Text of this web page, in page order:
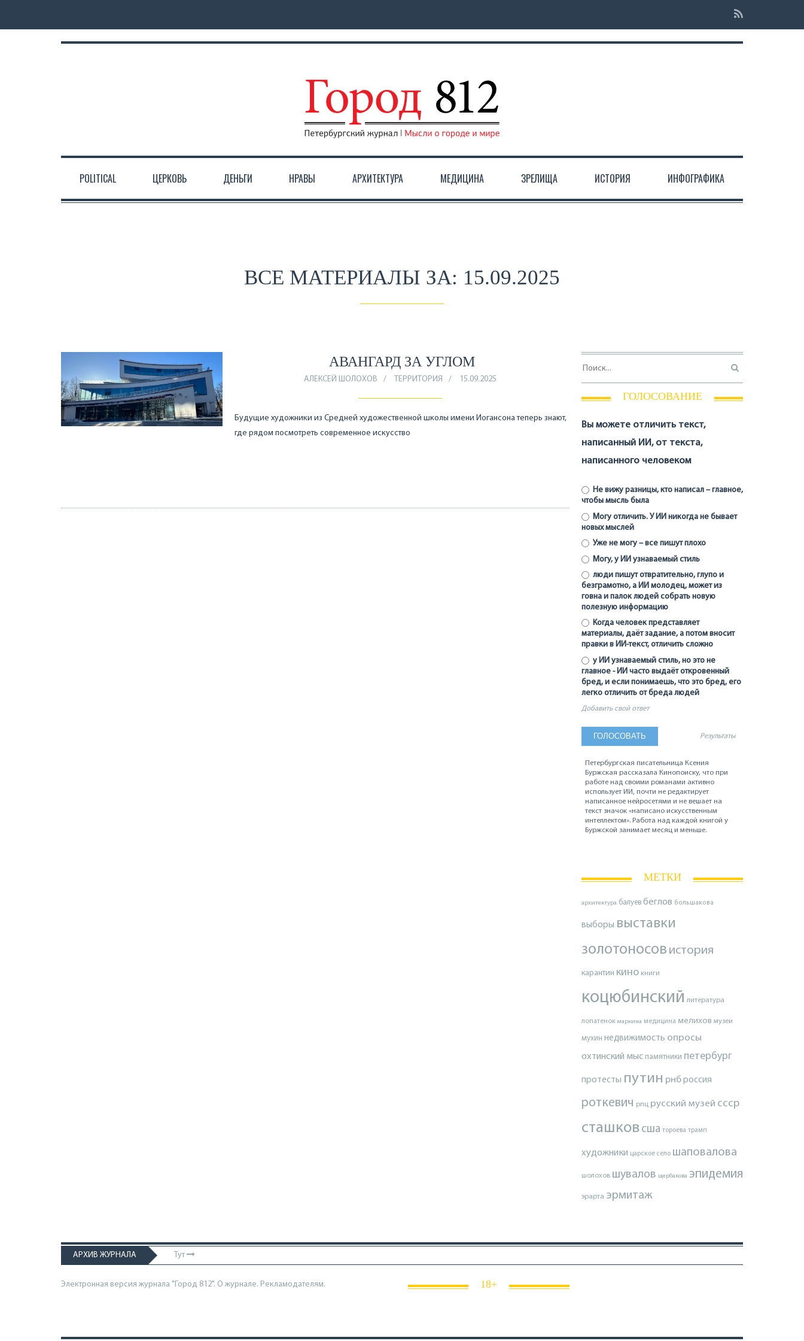
POLITICAL ЦЕРКОВЬ ДЕНЬГИ НРАВЫ АРХИТЕКТУРА МЕДИЦИНА ЗРЕЛИЩА ИСТОРИЯ ИНФОГРАФИКА
ВСЕ МАТЕРИАЛЫ ЗА: 15.09.2025
АВАНГАРД ЗА УГЛОМ
АЛЕКСЕЙ ШОЛОХОВ ТЕРРИТОРИЯ 15.09.2025
Будущие художники из Средней художественной школы имени Иогансона теперь знают,
где рядом посмотреть современное искусство
ГОЛОСОВАНИЕ
Вы можете отличить текст,
написанный ИИ, от текста,
написанного человеком
Не вижу разницы, кто написал – главное,
чтобы мысль была
Могу отличить. У ИИ никогда не бывает
новых мыслей
Уже не могу – все пишут плохо
Могу, у ИИ узнаваемый стиль
люди пишут отвратительно, глупо и
безграмотно, а ИИ молодец, может из
говна и палок людей собрать новую
полезную информацию
Когда человек представляет
материалы, даёт задание, а потом вносит
правки в ИИ-текст, отличить сложно
у ИИ узнаваемый стиль, но это не
главное - ИИ часто выдаёт откровенный
бред, и если понимаешь, что это бред, его
легко отличить от бреда людей
Добавить свой ответ
Результаты
Петербургская писательница Ксения
Буржская рассказала Кинопоиску, что при
работе над своими романами активно
использует ИИ, почти не редактирует
написанное нейросетями и не вешает на
текст значок «написано искусственным
интеллектом». Работа над каждой книгой у
Буржской занимает месяц и меньше.
МЕТКИ
архитектура балуев беглов большакова
выборы выставки
золотоносов история
карантин кино книги
коцюбинский литература
лопатенок маркина медицина мелихов музеи
мухин недвижимость опросы
охтинский мыс памятники петербург
протесты путин рнброссия
роткевич рпц русский музей ссср
сташков сша тороева трамп
художники царское село шаповалова
шолохов шувалов щербакова эпидемия
эрарта эрмитаж
АРХИВ ЖУРНАЛА Тут
Электронная версия журнала "Город 812". О журнале. Рекламодателям. 18+